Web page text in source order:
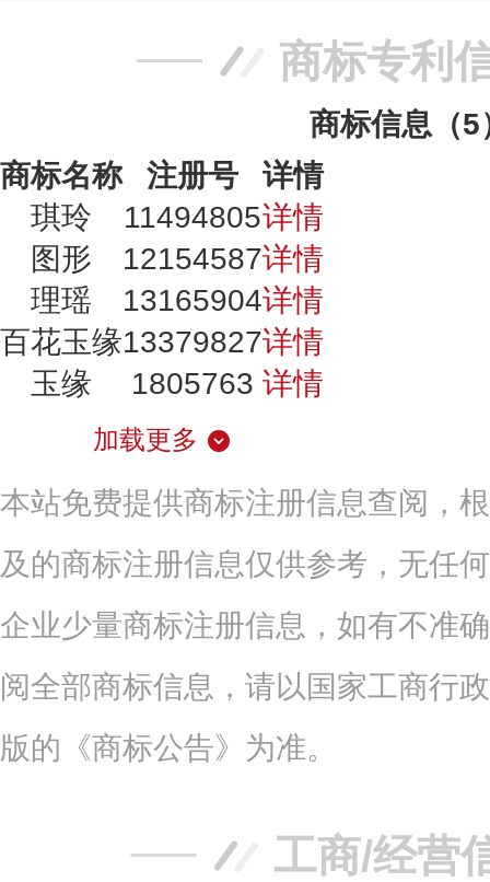
商标专利
商标信息（5
商标名称
注册号
详情
琪玲
11494805详情
图形
12154587详情
理瑶
13165904详情
百花玉缘13379827详情
玉缘
1805763 详情
加载更多
本站免费提供商标注册信息查阅，
及的商标注册信息仅供参考，无任
企业少量商标注册信息，如有不准
阅全部商标信息，请以国家工商行
版的《商标公告》为准。
工商/经营